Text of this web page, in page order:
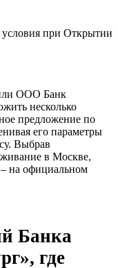
при Открытии
ООО Банк
несколько
предложение по
его параметры
Выбрав
в Москве,
– на официальном
Банка
где